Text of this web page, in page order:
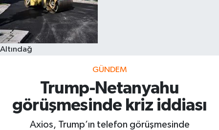
Altındağ
GÜNDEM
Trump-Netanyahu
görüşmesinde kriz iddiası
Axios, Trump’ın telefon görüşmesinde